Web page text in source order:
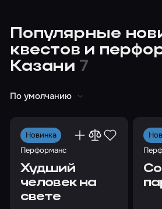
Популярные
квестов и
Казани 7
По умолчанию
Новинка
Перформанс
Худший
человек на
свете